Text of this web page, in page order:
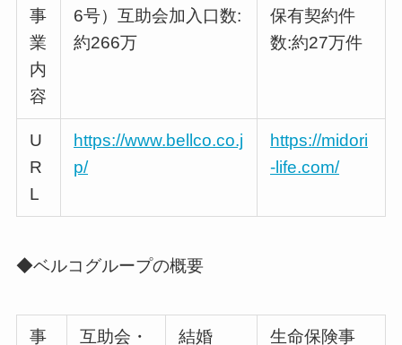
事
業
内
容
6号）互助会加入口数:
約266万
保有契約件
数:約27万件
U
R
L
https://www.bellco.co.j
p/
https://midori
-life.com/
◆ベルコグループの概要
事
互助会・
結婚
生命保険事